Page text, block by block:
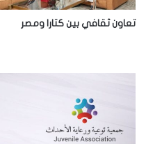
ت
ر
تعاون ثقافي بين كتارا ومصر